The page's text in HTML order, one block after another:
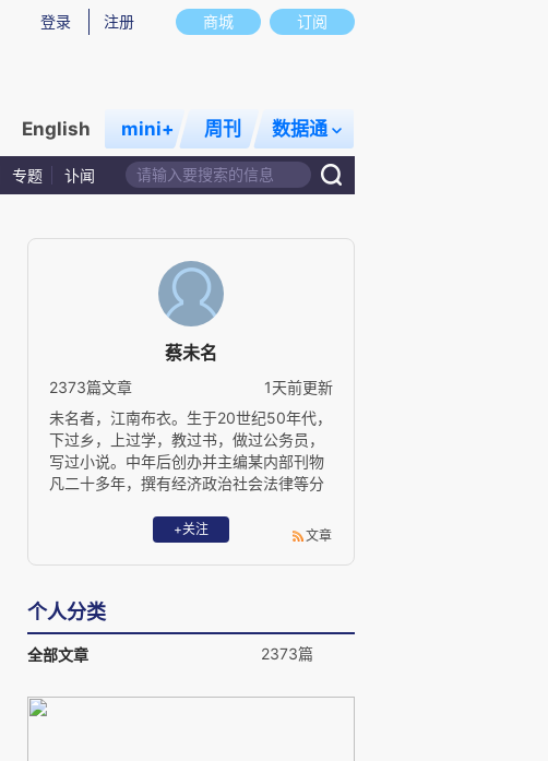
商城 订阅
登录 注册
English mini+ 周刊 数据通
专题 讣闻
蔡未名
2373篇文章
1天前更新
未名者，江南布衣。生于20世纪50年代，
下过乡，上过学，教过书，做过公务员，
写过小说。中年后创办并主编某内部刊物
凡二十多年，撰有经济政治社会法律等分
间一寓，远离城市喧嚣。2017年开始撰写
博客，每周一文，2018年7月开始每日兼
发微博。发挥余热，防止痴呆，只事耕
不知我者谓我何求也。 电子邮箱：
wmc529@sina.com 欢迎关注我的微信公
众号：未名周记（每周一发布）
+关注 文章
个人分类
全部文章 2373篇